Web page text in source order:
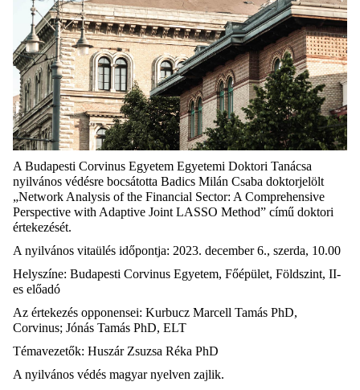
A Budapesti Corvinus Egyetem Egyetemi Doktori Tanácsa
nyilvános védésre bocsátotta Badics Milán Csaba doktorjelölt
„Network Analysis of the Financial Sector: A Comprehensive
Perspective with Adaptive Joint LASSO Method” című doktori
értekezését.
A nyilvános vitaülés időpontja: 2023. december 6., szerda, 10.00
Helyszíne: Budapesti Corvinus Egyetem, Főépület, Földszint, II-
es előadó
Az értekezés opponensei: Kurbucz Marcell Tamás PhD,
Corvinus; Jónás Tamás PhD, ELT
Témavezetők: Huszár Zsuzsa Réka PhD
A nyilvános védés magyar nyelven zajlik.